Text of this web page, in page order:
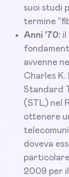
suoi studi
termine
Anni '70: il
avvenne
Charles K.
Standard
(STL) nel
ottenere
doveva
2009 per